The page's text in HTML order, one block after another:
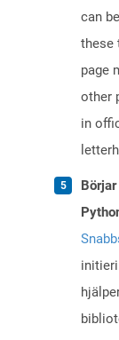
can
these
page
other
in